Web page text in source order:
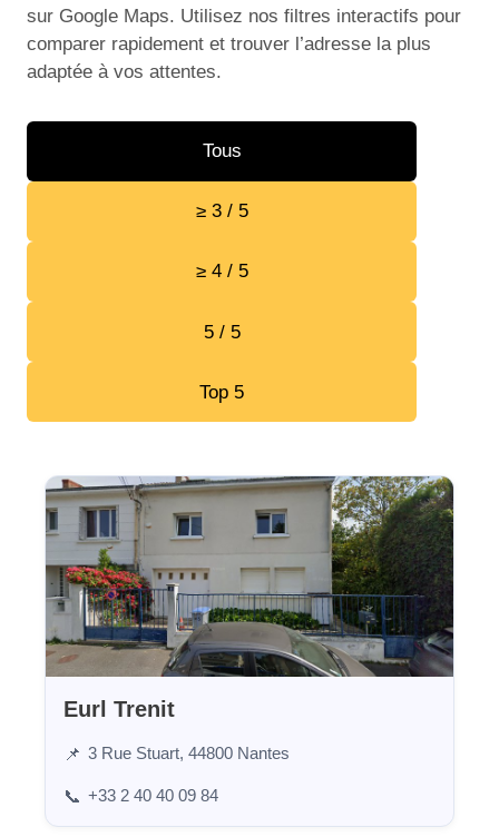
sur Google Maps. Utilisez nos filtres interactifs pour
comparer rapidement et trouver l’adresse la plus
adaptée à vos attentes.
Tous
≥ 3 / 5
≥ 4 / 5
5 / 5
Top 5
Eurl Trenit
📌 3 Rue Stuart, 44800 Nantes
📞 +33 2 40 40 09 84